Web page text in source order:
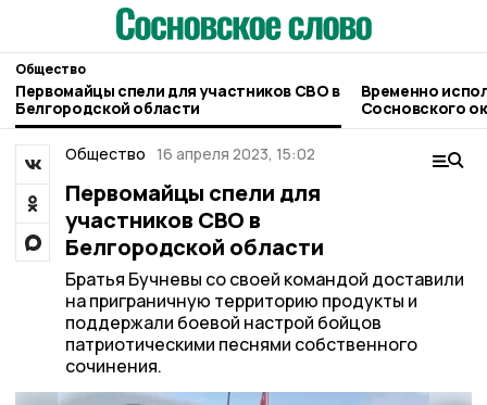
Общество
Первомайцы спели для участников СВО в
Белгородской области
Временно
Сосновского округа возложили на
Сергея Попова
Общество 16 апреля 2023, 15:02
Первомайцы спели для
участников СВО в
Белгородской области
Братья Бучневы со своей командой доставили
на приграничную территорию продукты и
поддержали боевой настрой бойцов
патриотическими песнями собственного
сочинения.